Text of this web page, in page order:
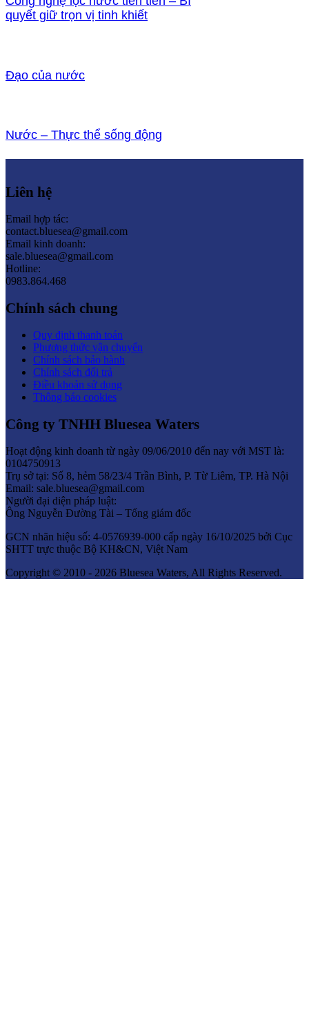
quyết giữ trọn vị tinh khiết
Đạo của nước
Nước – Thực thể sống động
Liên hệ
Email hợp tác:
contact.bluesea@gmail.com
Email kinh doanh:
sale.bluesea@gmail.com
Hotline:
0983.864.468
Chính sách chung
Quy định thanh toán
Phương thức vận chuyển
Chính sách bảo hành
Chính sách đổi trả
Điều khoản sử dụng
Thông báo cookies
Công ty TNHH Bluesea Waters
Hoạt động kinh doanh từ ngày 09/06/2010 đến nay với MST là:
0104750913
Trụ sở tại: Số 8, hẻm 58/23/4 Trần Bình, P. Từ Liêm, TP. Hà Nội
Email: sale.bluesea@gmail.com
Người đại diện pháp luật:
Ông Nguyễn Đường Tài – Tổng giám đốc
GCN nhãn hiệu số: 4-0576939-000 cấp ngày 16/10/2025 bởi Cục
SHTT trực thuộc Bộ KH&CN, Việt Nam
Copyright © 2010 - 2026 Bluesea Waters, All Rights Reserved.